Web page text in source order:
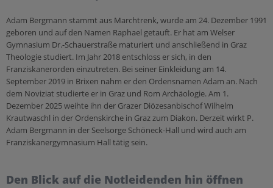
Adam Bergmann stammt aus Marchtrenk, wurde am 24. Dezember 1991
geboren und auf den Namen Raphael getauft. Er hat am Welser
Gymnasium Dr.-Schauerstraße maturiert und anschließend in Graz
Theologie studiert. Im Jahr 2018 entschloss er sich, in den
Franziskanerorden einzutreten. Bei seiner Einkleidung am 14.
September 2019 in Brixen nahm er den Ordensnamen Adam an. Nach
dem Noviziat studierte er in Graz und Rom Archäologie. Am 1.
Dezember 2025 weihte ihn der Grazer Diözesanbischof Wilhelm
Krautwaschl in der Ordenskirche in Graz zum Diakon. Derzeit wirkt P.
Adam Bergmann in der Seelsorge Schöneck-Hall und wird auch am
Franziskanergymnasium Hall tätig sein.
Den Blick auf die Notleidenden hin öffnen